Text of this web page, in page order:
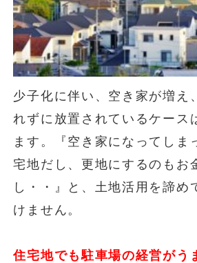
少子化に伴い、空き家が増え
れずに放置されているケース
ます。『空き家になってしま
宅地だし、更地にするのもお
し・・』と、土地活用を諦め
けません。
住宅地でも駐車場の経営がう